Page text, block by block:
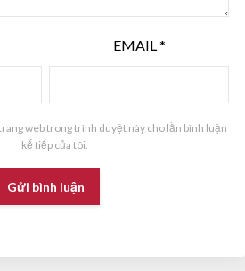
EMAIL *
web trong trình duyệt này cho lần bình luận
kế tiếp của tôi.